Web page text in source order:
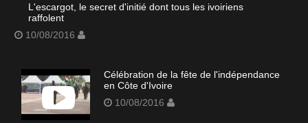
L'escargot, le secret d'initié dont tous les ivoiriens
raffolent
10/08/2016
Célébration de la fête de l'indépendance
en Côte d'Ivoire
10/08/2016